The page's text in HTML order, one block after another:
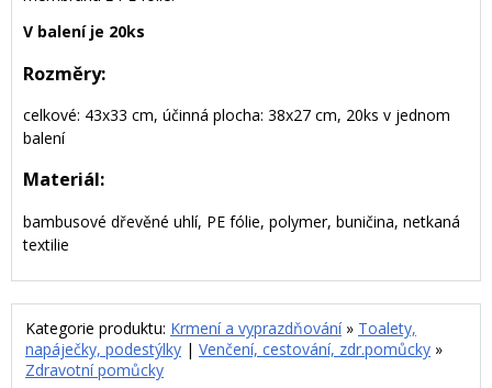
V balení je 20ks
Rozměry:
celkové: 43x33 cm, účinná plocha: 38x27 cm, 20ks v jednom
balení
Materiál:
bambusové dřevěné uhlí, PE fólie, polymer, buničina, netkaná
textilie
Kategorie produktu: Krmení a vyprazdňování» Toalety,
napáječky, podestýlky | Venčení, cestování, zdr.pomůcky »
Zdravotní pomůcky